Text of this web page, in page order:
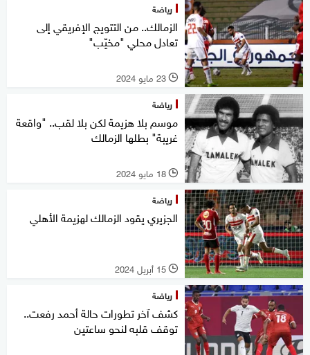
رياضة
الزمالك.. من التتويج الإفريقي إلى
تعادل محلي "مخيّب"
l 23 مايو 2024
رياضة
موسم بلا هزيمة لكن بلا لقب.. "واقعة
غريبة" بطلها الزمالك
l 18 مايو 2024
رياضة
الجزيري يقود الزمالك لهزيمة الأهلي
l 15 أبريل 2024
رياضة
كشف آخر تطورات حالة أحمد رفعت..
توقف قلبه لنحو ساعتين